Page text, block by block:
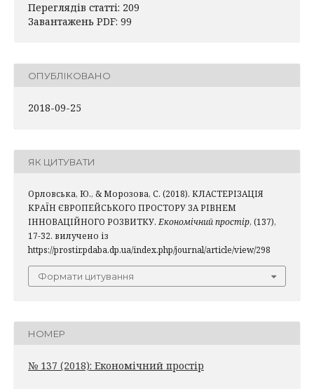
Переглядів статті: 209
Завантажень PDF: 99
ОПУБЛІКОВАНО
2018-09-25
ЯК ЦИТУВАТИ
Орловська, Ю., & Морозова, С. (2018). КЛАСТЕРІЗАЦІЯ
КРАЇН ЄВРОПЕЙСЬКОГО ПРОСТОРУ ЗА РІВНЕМ
ІННОВАЦІЙНОГО РОЗВИТКУ. Економічний простір, (137),
17-32. вилучено із
https://prostir.pdaba.dp.ua/index.php/journal/article/view/298
Формати цитування
НОМЕР
№ 137 (2018): Економічний простір